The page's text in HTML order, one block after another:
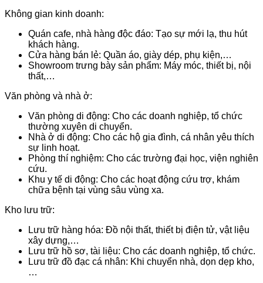
Không gian kinh doanh:
Quán cafe, nhà hàng độc đáo: Tạo sự mới lạ, thu hút
khách hàng.
Cửa hàng bán lẻ: Quần áo, giày dép, phụ kiện,…
Showroom trưng bày sản phẩm: Máy móc, thiết bị, nội
thất,…
Văn phòng và nhà ở:
Văn phòng di động: Cho các doanh nghiệp, tổ chức
thường xuyên di chuyển.
Nhà ở di động: Cho các hộ gia đình, cá nhân yêu thích
sự linh hoạt.
Phòng thí nghiệm: Cho các trường đại học, viện nghiên
cứu.
Khu y tế di động: Cho các hoạt động cứu trợ, khám
chữa bệnh tại vùng sâu vùng xa.
Kho lưu trữ:
Lưu trữ hàng hóa: Đồ nội thất, thiết bị điện tử, vật liệu
xây dựng,…
Lưu trữ hồ sơ, tài liệu: Cho các doanh nghiệp, tổ chức.
Lưu trữ đồ đạc cá nhân: Khi chuyển nhà, dọn dẹp kho,
…